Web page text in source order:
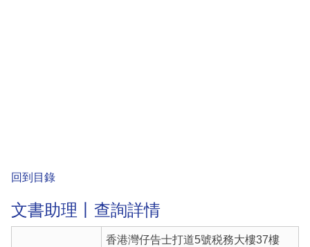
回到目錄
文書助理丨查詢詳情
香港灣仔告士打道5號税務大樓37樓